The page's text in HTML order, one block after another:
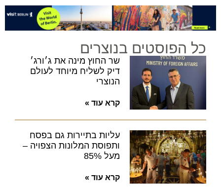
כל הפוסטים בנוצרים
שר החוץ מינה את ג׳ורג׳
דיק לשליח מיוחד לעולם
הנוצרי
קרא עוד »
עליות בתיירות גם בפסח
ותפוסת המלונות הצפויה –
מעל 85%
קרא עוד »